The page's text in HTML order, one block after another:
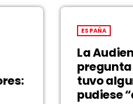
ESPAÑA
La
pregunta
tuvo
pudiese